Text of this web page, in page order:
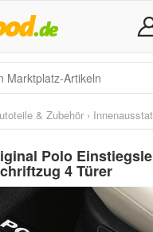
& Zubehör ›
Polo
4 Türer